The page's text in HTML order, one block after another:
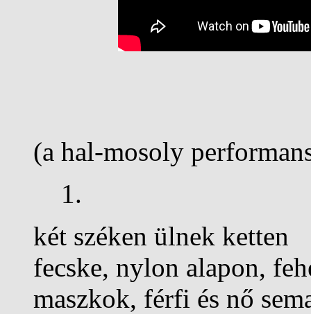
(a hal-mosoly
1.
két széken ülnek ketten
fecske, nylon alapon,
maszkok, férfi és nő